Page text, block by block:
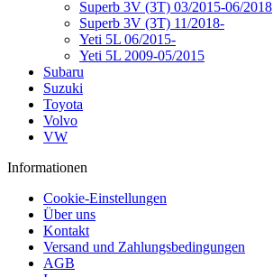
Superb 3V (3T) 03/2015-06/2018
Superb 3V (3T) 11/2018-
Yeti 5L 06/2015-
Yeti 5L 2009-05/2015
Subaru
Suzuki
Toyota
Volvo
VW
Informationen
Cookie-Einstellungen
Über uns
Kontakt
Versand und Zahlungsbedingungen
AGB